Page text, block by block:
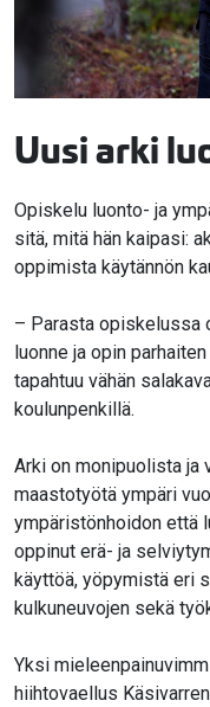
Uusi arki
Opiskelu luonto- ja
sitä, mitä hän kaipasi:
oppimista käytännön
– Parasta opiskelussa
luonne ja opin
tapahtuu vähän
koulunpenkillä.
Arki on monipuolista ja
maastotyötä ympäri
ympäristönhoidon että
oppinut erä- ja
käyttöä, yöpymistä eri
kulkuneuvojen sekä
Yksi
hiihtovaellus